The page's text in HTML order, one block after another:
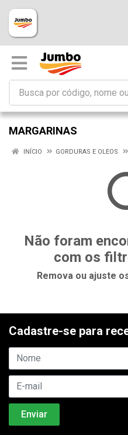
MARGARINAS
INÍCIO GORDURAS E OLEOS
Não foram
com os
Remova ou ajuste
Cadastre-se para